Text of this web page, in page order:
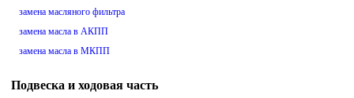
замена масляного фильтра
замена масла в АКПП
замена масла в МКПП
Подвеска и ходовая часть